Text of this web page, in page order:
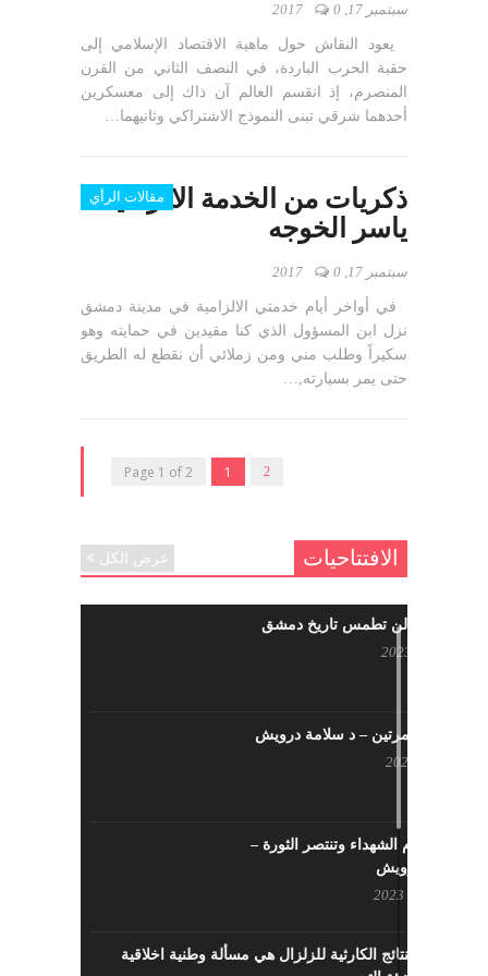
سبتمبر 17, 2017 0
يعود النقاش حول ماهية الاقتصاد الإسلامي إلى
حقبة الحرب الباردة، في النصف الثاني من القرن
المنصرم، إذ انقسم العالم آن ذاك إلى معسكرين
أحدهما شرقي تبنى النموذج الاشتراكي وثانيهما…
مقالات الرأي
ذكريات من الخدمة الالزامية –
ياسر الخوجه
سبتمبر 17, 2017 0
في أواخر أيام خدمتي الالزامية في مدينة دمشق
نزل ابن المسؤول الذي كنا مقيدين في حمايته وهو
سكيراً وطلب مني ومن زملائي أن نقطع له الطريق
حتى يمر بسيارته,…
Page 1 of 2 1 2
الافتتاحيات عرض الكل
حرائقكم لن تطمس تاريخ دمشق
لا تقتلونا مرتين – د سلامة درويش
سيزهر دم الشهداء وتنتصر الثورة –
سلامة درويش
معالجة النتائج الكارثية للزلزال هي مسألة وطنية اخلاقية